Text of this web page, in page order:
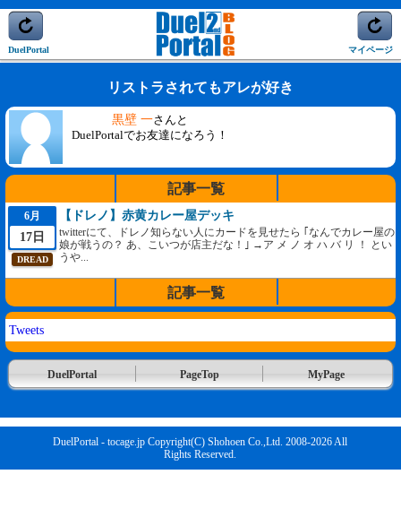
DuelPortal マイページ
リストラされてもアレが好き
黒壁 一さんと
DuelPortalでお友達になろう！
記事一覧
6月
17日
DREAD
【ドレノ】赤黄カレー屋デッキ
twitterにて、ドレノ知らない人にカードを見せたら ｢なんでカレー屋の
娘が戦うの？ あ、こいつが店主だな！｣ →ア メ ノ オ ハ バ リ ！ とい
うや...
記事一覧
Tweets
DuelPortal PageTop MyPage
DuelPortal - tocage.jp Copyright(C) Shohoen Co.,Ltd. 2008-2026 All
Rights Reserved.